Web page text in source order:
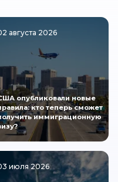
августа 2026
опубликовали новые
кто теперь сможет
иммиграционную
июля 2026